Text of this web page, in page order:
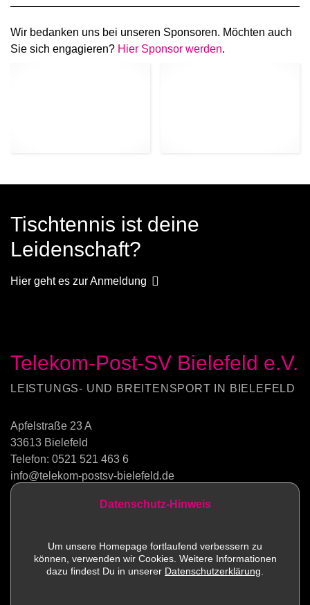
Wir bedanken uns bei unseren Sponsoren. Möchten auch
Sie sich engagieren? Hier Sponsor werden.
Tischtennis ist deine
Leidenschaft?
Hier geht es zur Anmeldung
Telekom-Post-SV Bielefeld e.V.
LEISTUNGS- UND BREITENSPORT IN BIELEFELD
Apfelstraße 23 A
33613 Bielefeld
Telefon: 0521 521 463 6
info@telekom-postsv-bielefeld.de
Sportstätten
Datenschutz-Hinweis
Um unsere Homepage fortlaufend verbessern zu
können, verwenden wir Cookies. Weitere Informationen
dazu findest Du in unserer Datenschutzerklärung